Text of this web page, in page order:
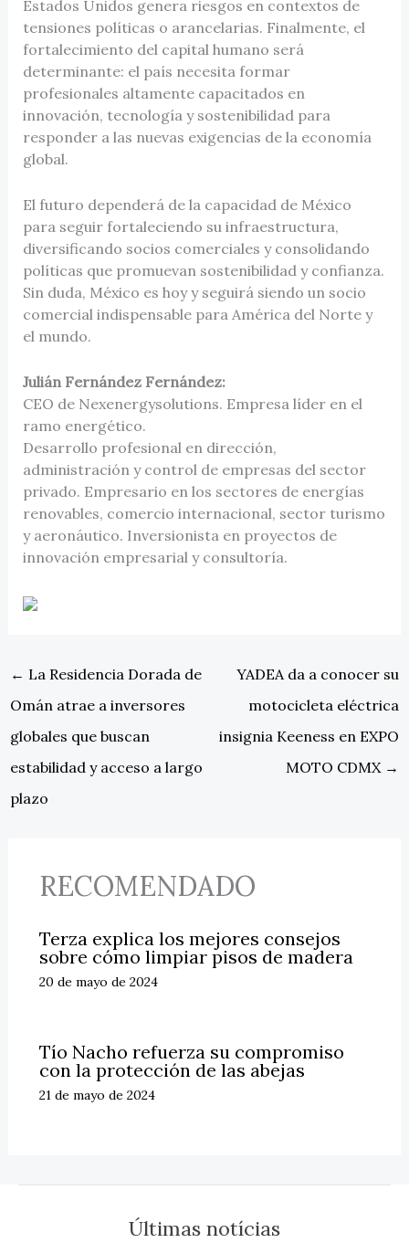
Estados Unidos genera riesgos en contextos de
tensiones políticas o arancelarias. Finalmente, el
fortalecimiento del capital humano será
determinante: el país necesita formar
profesionales altamente capacitados en
innovación, tecnología y sostenibilidad para
responder a las nuevas exigencias de la economía
global.
El futuro dependerá de la capacidad de México
para seguir fortaleciendo su infraestructura,
diversificando socios comerciales y consolidando
políticas que promuevan sostenibilidad y confianza.
Sin duda, México es hoy y seguirá siendo un socio
comercial indispensable para América del Norte y
el mundo.
Julián Fernández Fernández:
CEO de Nexenergysolutions. Empresa líder en el
ramo energético.
Desarrollo profesional en dirección,
administración y control de empresas del sector
privado. Empresario en los sectores de energías
renovables, comercio internacional, sector turismo
y aeronáutico. Inversionista en proyectos de
innovación empresarial y consultoría.
← La Residencia Dorada de
Omán atrae a inversores
globales que buscan
estabilidad y acceso a largo
plazo
YADEA da a conocer su
motocicleta eléctrica
insignia Keeness en EXPO
MOTO CDMX →
RECOMENDADO
Terza explica los mejores consejos
sobre cómo limpiar pisos de madera
20 de mayo de 2024
Tío Nacho refuerza su compromiso
con la protección de las abejas
21 de mayo de 2024
Últimas notícias